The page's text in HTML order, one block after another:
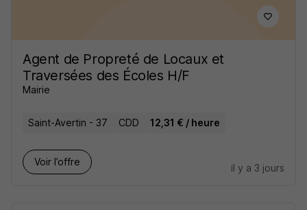
Agent de Propreté de Locaux et
Traversées des Écoles H/F
Mairie
Saint-Avertin - 37 CDD 12,31 € / heure
Voir l’offre
il y a 3 jours